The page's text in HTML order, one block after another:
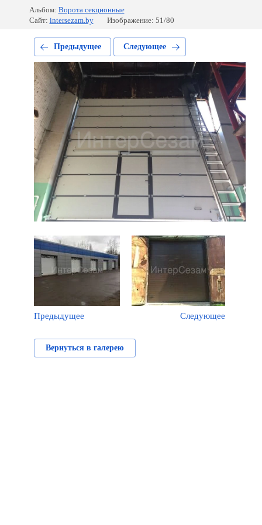
Альбом: Ворота секционные
Сайт: intersezam.by Изображение: 51/80
Предыдущее Следующее
Предыдущее Следующее
Вернуться в галерею